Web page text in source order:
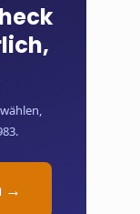
→